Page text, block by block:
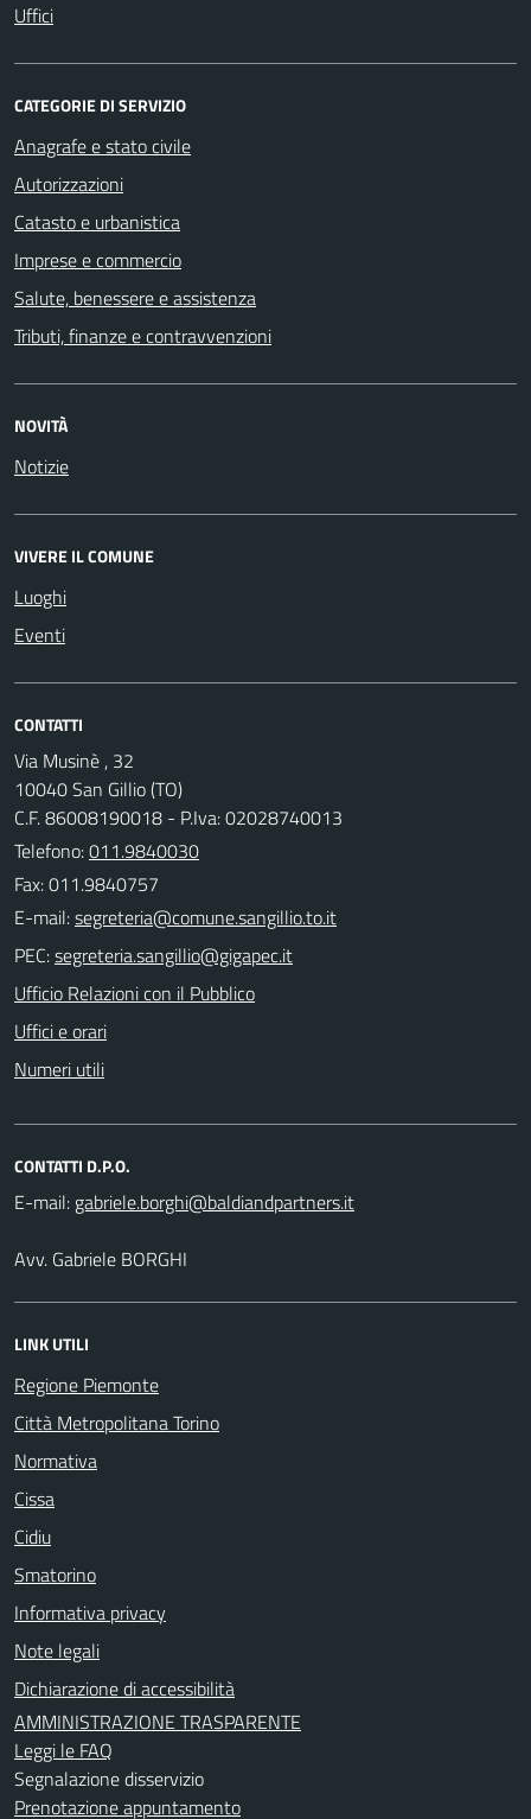
Uffici
CATEGORIE DI SERVIZIO
Anagrafe e stato civile
Autorizzazioni
Catasto e urbanistica
Imprese e commercio
Salute, benessere e assistenza
Tributi, finanze e contravvenzioni
NOVITÀ
Notizie
VIVERE IL COMUNE
Luoghi
Eventi
CONTATTI
Via Musinè , 32
10040 San Gillio (TO)
C.F. 86008190018 - P.Iva: 02028740013
Telefono:011.9840030
Fax: 011.9840757
E-mail:
PEC:
Ufficio Relazioni con il Pubblico
Uffici e orari
Numeri utili
CONTATTI D.P.O.
E-mail:
Avv. Gabriele BORGHI
LINK UTILI
Regione Piemonte
Città Metropolitana Torino
Normativa
Cissa
Cidiu
Smatorino
Informativa privacy
Note legali
Dichiarazione di accessibilità
AMMINISTRAZIONE TRASPARENTE
Leggi le FAQ
Segnalazione disservizio
Prenotazione appuntamento